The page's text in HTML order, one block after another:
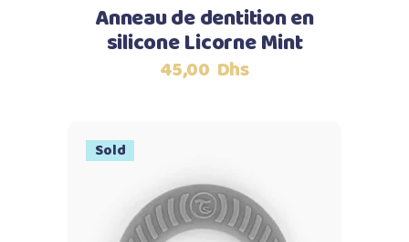
Anneau de dentition en
silicone Licorne Mint
45,00 Dhs
Sold